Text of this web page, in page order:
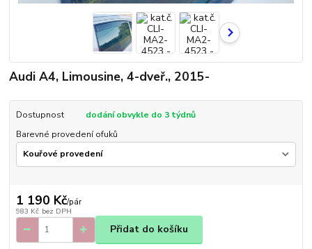
Audi A4, Limousine, 4-dveř., 2015-
Dostupnost
dodání obvykle do 3 týdnů
Barevné provedení ofuků
1 190 Kč/pár
983 Kč bez DPH
Přidat do košíku